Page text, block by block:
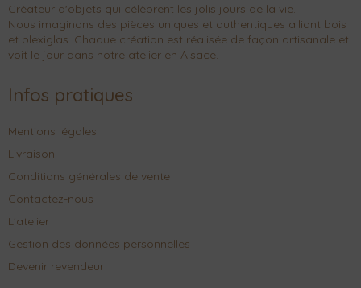
Créateur d'objets qui célèbrent les jolis jours de la vie.
Nous imaginons des pièces uniques et authentiques alliant bois
et plexiglas. Chaque création est réalisée de façon artisanale et
voit le jour dans notre atelier en Alsace.
Infos pratiques
Mentions légales
Livraison
Conditions générales de vente
Contactez-nous
L'atelier
Gestion des données personnelles
Devenir revendeur